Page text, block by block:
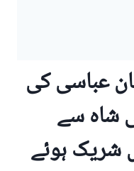
عباسی کی
شاہ سے
شریک ہوئے